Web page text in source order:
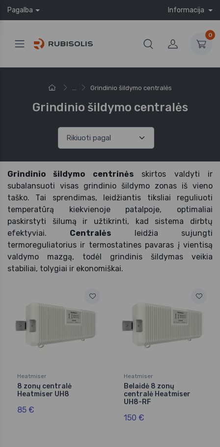
Pagalba Informacija
0
... Grindinio šildymo centralės
Grindinio šildymo centralės
Grindinio šildymo centrinėsskirtos valdyti ir
subalansuoti visas grindinio šildymo zonas iš vieno
taško. Tai sprendimas, leidžiantis tiksliai reguliuoti
temperatūrą kiekvienoje patalpoje, optimaliai
paskirstyti šilumą ir užtikrinti, kad sistema dirbtų
efektyviai. Centralės leidžia sujungti
termoreguliatorius ir termostatines pavaras į vientisą
valdymo mazgą, todėl grindinis šildymas veikia
stabiliai, tolygiai ir ekonomiškai.
Heatmiser
8 zonų centralė
Heatmiser UH8
85 €
Heatmiser
Belaidė 8 zonų
centralė Heatmiser
UH8-RF
150 €